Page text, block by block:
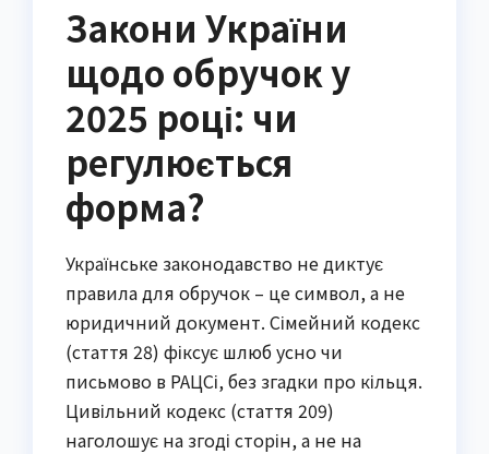
Закони України
щодо обручок у
2025 році: чи
регулюється
форма?
Українське законодавство не диктує
правила для обручок – це символ, а не
юридичний документ. Сімейний кодекс
(стаття 28) фіксує шлюб усно чи
письмово в РАЦСі, без згадки про кільця.
Цивільний кодекс (стаття 209)
наголошує на згоді сторін, а не на